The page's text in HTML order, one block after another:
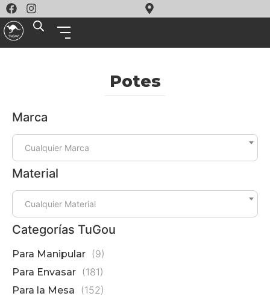
Potes
Marca
Cualquier Marca
Material
Cualquier Material
Categorías TuGou
Para Manipular (9)
Para Envasar (181)
Para la Mesa (152)